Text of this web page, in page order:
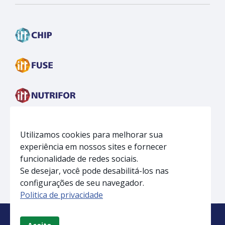
Utilizamos cookies para melhorar sua
experiência em nossos sites e fornecer
funcionalidade de redes sociais.
Se desejar, você pode desabilitá-los nas
configurações de seu navegador.
Politica de privacidade